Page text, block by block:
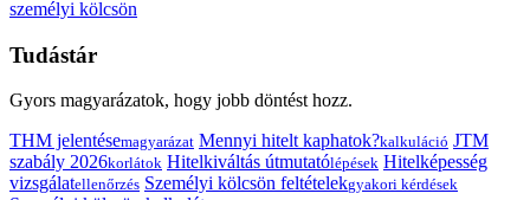
személyi kölcsön
Tudástár
Gyors magyarázatok, hogy jobb döntést hozz.
THM jelentésemagyarázat Mennyi hitelt kaphatok?kalkuláció JTM
szabály 2026korlátok Hitelkiváltás útmutatólépések Hitelképesség
vizsgálatellenőrzés Személyi kölcsön feltételekgyakori kérdések